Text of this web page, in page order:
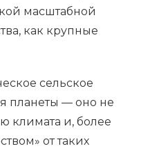
масштабной
как крупные
сельское
планеты — оно не
климата и, более
от таких